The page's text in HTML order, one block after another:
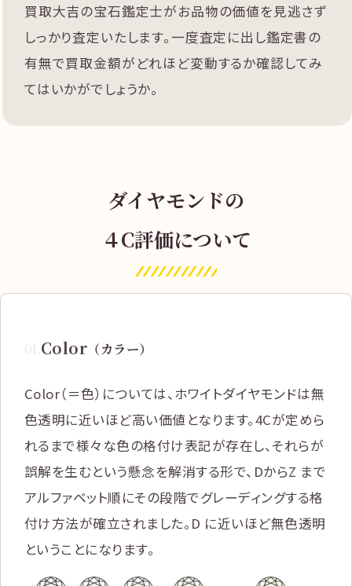
買取大吉の宝石鑑定士がお品物の価値を見逃さず
しっかり査定いたします。一度査定に出し鑑定書の
有無で買取金額がどれほど変動するか確認してみ
てはいかがでしょうか。
ダイヤモンドの
４C評価について
01.Color （カラー）
Color（＝色）については、ホワイトダイヤモンドは無
色透明に近いほど高い価値となります。4Cが定めら
れるまで様々な色の格付け表記が存在し、それらが
誤解を生むという懸念を解消する形で、DからZ まで
アルファベット順にその段階でグレーディングする格
付け方法が確立されました。D に近いほど無色透明
ということになります。